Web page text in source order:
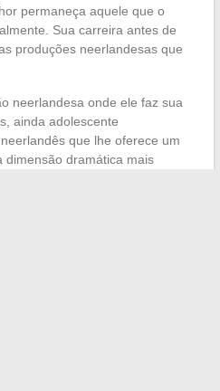
permaneça aquele que o
Sua carreira antes de
produções neerlandesas que
neerlandesa onde ele faz sua
ainda adolescente
que lhe oferece um
dimensão dramática mais